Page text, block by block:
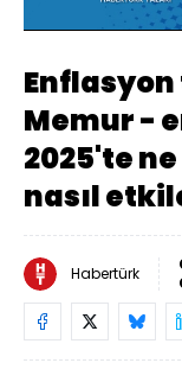
Sesi
Aç
Memur -
2025'te
nasıl
Habertürk